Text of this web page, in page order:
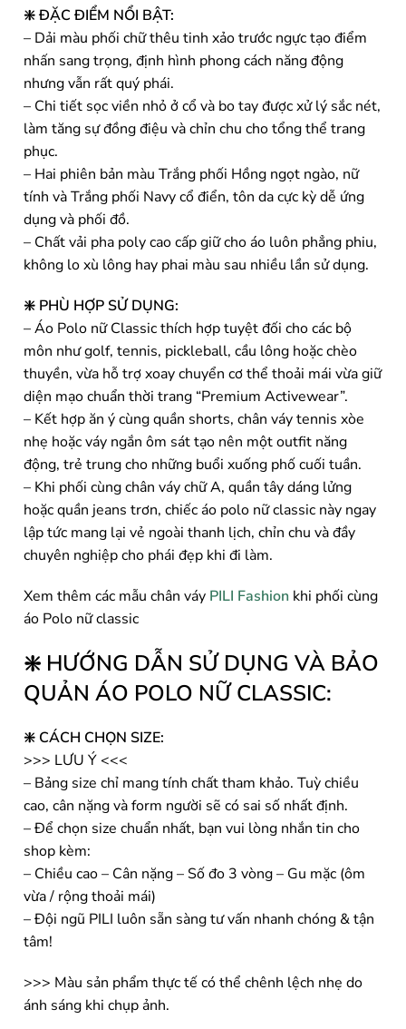
❇️ ĐẶC ĐIỂM NỔI BẬT:
– Dải màu phối chữ thêu tinh xảo trước ngực tạo điểm
nhấn sang trọng, định hình phong cách năng động
nhưng vẫn rất quý phái.
– Chi tiết sọc viền nhỏ ở cổ và bo tay được xử lý sắc nét,
làm tăng sự đồng điệu và chỉn chu cho tổng thể trang
phục.
– Hai phiên bản màu Trắng phối Hồng ngọt ngào, nữ
tính và Trắng phối Navy cổ điển, tôn da cực kỳ dễ ứng
dụng và phối đồ.
– Chất vải pha poly cao cấp giữ cho áo luôn phẳng phiu,
không lo xù lông hay phai màu sau nhiều lần sử dụng.
❇️ PHÙ HỢP SỬ DỤNG:
– Áo Polo nữ Classic thích hợp tuyệt đối cho các bộ
môn như golf, tennis, pickleball, cầu lông hoặc chèo
thuyền, vừa hỗ trợ xoay chuyển cơ thể thoải mái vừa giữ
diện mạo chuẩn thời trang “Premium Activewear”.
– Kết hợp ăn ý cùng quần shorts, chân váy tennis xòe
nhẹ hoặc váy ngắn ôm sát tạo nên một outfit năng
động, trẻ trung cho những buổi xuống phố cuối tuần.
– Khi phối cùng chân váy chữ A, quần tây dáng lửng
hoặc quần jeans trơn, chiếc áo polo nữ classic này ngay
lập tức mang lại vẻ ngoài thanh lịch, chỉn chu và đầy
chuyên nghiệp cho phái đẹp khi đi làm.
Xem thêm các mẫu chân váy PILI Fashion khi phối cùng
áo Polo nữ classic
❇️ HƯỚNG DẪN SỬ DỤNG VÀ BẢO
QUẢN ÁO POLO NỮ CLASSIC:
❇️ CÁCH CHỌN SIZE:
>>> LƯU Ý <<<
– Bảng size chỉ mang tính chất tham khảo. Tuỳ chiều
cao, cân nặng và form người sẽ có sai số nhất định.
– Để chọn size chuẩn nhất, bạn vui lòng nhắn tin cho
shop kèm:
– Chiều cao – Cân nặng – Số đo 3 vòng – Gu mặc (ôm
vừa / rộng thoải mái)
– Đội ngũ PILI luôn sẵn sàng tư vấn nhanh chóng & tận
tâm!
>>> Màu sản phẩm thực tế có thể chênh lệch nhẹ do
ánh sáng khi chụp ảnh.